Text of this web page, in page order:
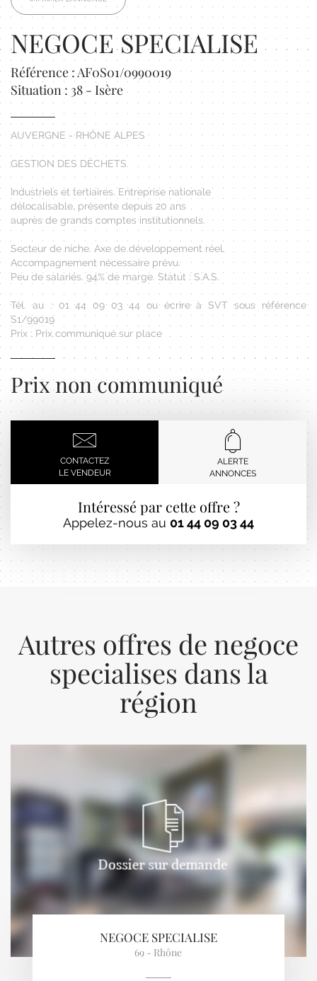
NEGOCE SPECIALISE
Référence : AF0S01/0990019
Situation : 38 - Isère
AUVERGNE - RHÔNE ALPES
GESTION DES DÉCHETS
Industriels et tertiaires. Entreprise nationale
délocalisable, présente depuis 20 ans
auprès de grands comptes institutionnels.
Secteur de niche. Axe de développement réel.
Accompagnement nécessaire prévu.
Peu de salariés. 94% de marge. Statut : S.A.S.
Tél. au : 01 44 09 03 44 ou écrire à SVT sous référence
S1/99019
Prix : Prix communiqué sur place
Prix non communiqué
CONTACTEZ
LE VENDEUR
ALERTE
ANNONCES
Intéressé par cette offre ?
Appelez-nous au 01 44 09 03 44
Autres offres de negoce
specialises dans la
région
NEGOCE SPECIALISE
69 - Rhône